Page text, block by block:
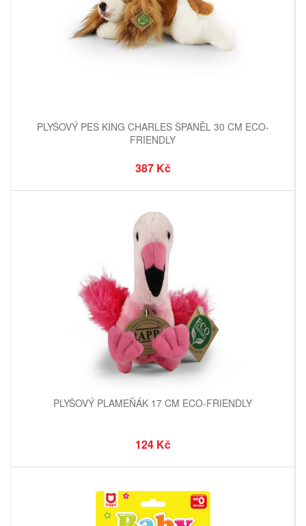
PLYŠOVÝ PES KING CHARLES ŠPANĚL 30 CM ECO-
FRIENDLY
387 Kč
PLYŠOVÝ PLAMEŇÁK 17 CM ECO-FRIENDLY
124 Kč